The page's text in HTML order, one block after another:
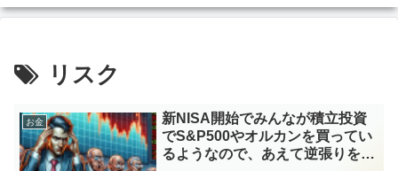
リスク
お金
新NISA開始でみんなが積立投資
でS&P500やオルカンを買ってい
るようなので、あえて逆張りを考